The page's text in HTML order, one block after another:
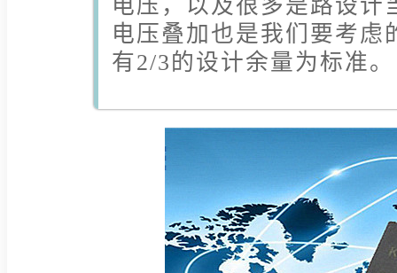
电压，以及很多是路设
电压叠加也是我们要考
有2/3的设计余量为标准。